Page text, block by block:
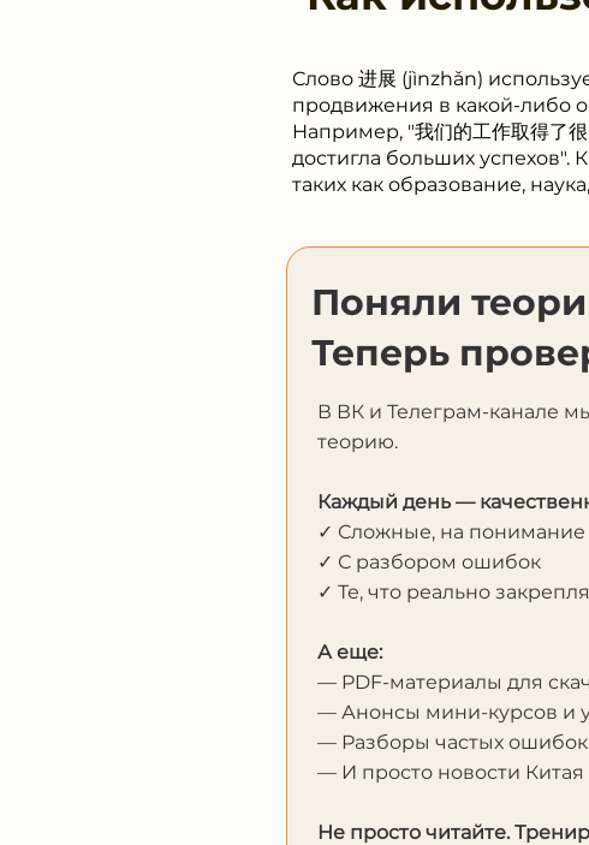
Слово 进展 (jìnzhǎn)
продвижения в какой-либо
Например, "我们的工作取得了
достигла больших успехов".
таких как образование,
Поняли
Теперь
В ВК и Телеграм-канале
теорию.
Каждый день —
✓ Сложные, на
✓ С разбором ошибок
✓ Те, что реально
А еще:
— PDF-материалы для
— Анонсы мини-курсов и
— Разборы частых ошибок
— И просто новости Китая
Не просто читайте.